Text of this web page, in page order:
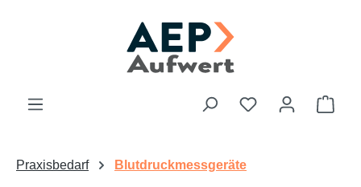
Du hast 0
Praxisbedarf Blutdruckmessgeräte